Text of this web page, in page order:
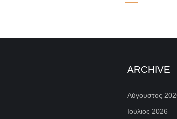
ARCHIVE
Αύγουστος
Ιούλιος 2026